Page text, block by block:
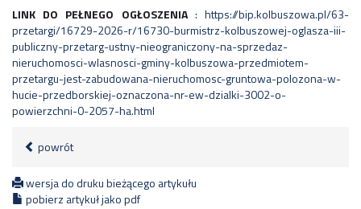
LINK DO PEŁNEGO OGŁOSZENIA:https://bip.kolbuszowa.pl/63-
przetargi/16729-2026-r/16730-burmistrz-kolbuszowej-oglasza-iii-
publiczny-przetarg-ustny-nieograniczony-na-sprzedaz-
nieruchomosci-wlasnosci-gminy-kolbuszowa-przedmiotem-
przetargu-jest-zabudowana-nieruchomosc-gruntowa-polozona-w-
hucie-przedborskiej-oznaczona-nr-ew-dzialki-3002-o-
powierzchni-0-2057-ha.html
powrót
wersja do druku bieżącego artykułu
pobierz artykuł jako pdf